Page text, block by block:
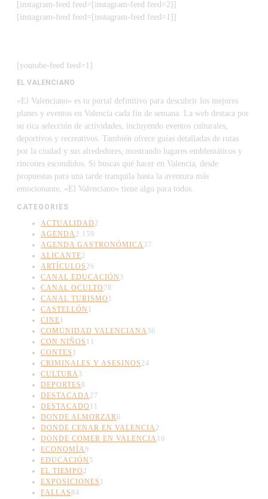
[instagram-feed feed=[instagram-feed feed=2]]
[instagram-feed feed=[instagram-feed feed=1]]
[youtube-feed feed=1]
EL VALENCIANO
«El Valenciano» es tu portal definitivo para descubrir los mejores
planes y eventos en Valencia cada fin de semana. La web destaca por
su rica selección de actividades, incluyendo eventos culturales,
deportivos y recreativos. También ofrece guías detalladas de rutas
por la ciudad y sus alrededores, mostrando lugares emblemáticos y
rincones escondidos. Si buscas qué hacer en Valencia, desde
propuestas para una tarde tranquila hasta la aventura más
emocionante, «El Valenciano» tiene algo para todos.
CATEGORIES
ACTUALIDAD 2
AGENDA 2.159
AGENDA GASTRONÓMICA 37
ALICANTE2
ARTÍCULOS 26
CANAL EDUCACIÓN 3
CANAL OCULTO 78
CANAL TURISMO 1
CASTELLÓN 1
CINE1
COMUNIDAD VALENCIANA 36
CON NIÑOS 11
CONTES 1
CRIMINALES Y ASESINOS 24
CULTURA 3
DEPORTES8
DESTACADA 27
DESTACADO 11
DONDE ALMORZAR6
DONDE CENAR EN VALENCIA 2
DONDE COMER EN VALENCIA 10
ECONOMÍA9
EDUCACIÓN 5
EL TIEMPO 2
EXPOSICIONES 1
FALLAS84